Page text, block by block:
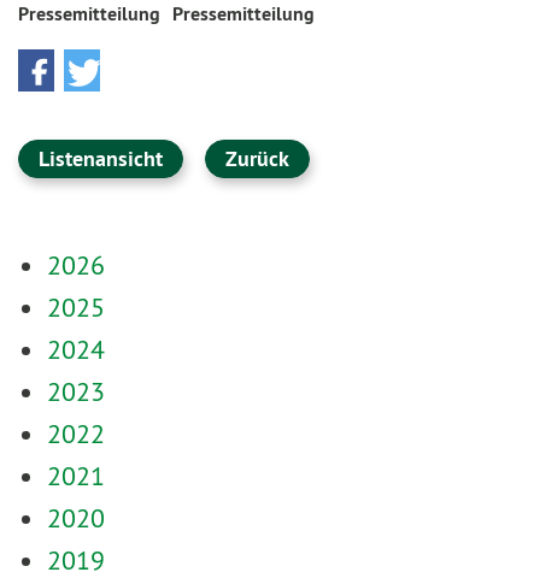
Pressemitteilung Pressemitteilung
Listenansicht Zurück
2026
2025
2024
2023
2022
2021
2020
2019